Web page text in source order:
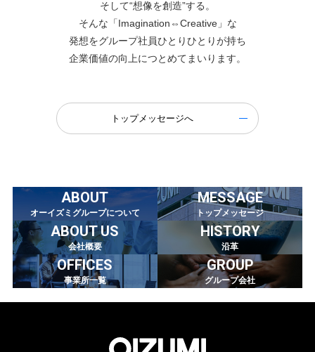
そして“想像を創造”する。
そんな「Imagination⇔Creative」な
発想をグループ社員ひとりひとりが持ち
企業価値の向上につとめてまいります。
トップメッセージへ
ABOUT
オーイズミグループについて
MESSAGE
トップメッセージ
ABOUT US
会社概要
HISTORY
沿革
OFFICES
事業所一覧
GROUP
グループ会社